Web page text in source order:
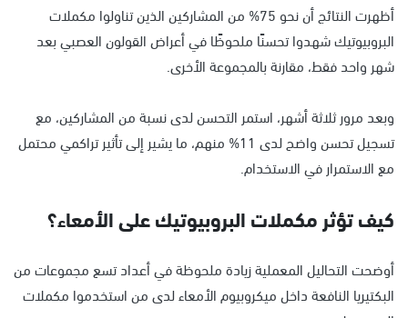
أظهرت النتائج أن نحو 75% من المشاركين الذين تناولوا مكملات
البروبيوتيك شهدوا تحسنًا ملحوظًا في أعراض القولون العصبي بعد
شهر واحد فقط، مقارنة بالمجموعة الأخرى.
وبعد مرور ثلاثة أشهر، استمر التحسن لدى نسبة من المشاركين، مع
تسجيل تحسن واضح لدى 11% منهم، ما يشير إلى تأثير تراكمي محتمل
مع الاستمرار في الاستخدام.
كيف تؤثر مكملات البروبيوتيك على الأمعاء؟
أوضحت التحاليل المعملية زيادة ملحوظة في أعداد تسع مجموعات من
البكتيريا النافعة داخل ميكروبيوم الأمعاء لدى من استخدموا مكملات